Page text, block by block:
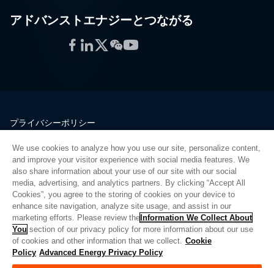
アドバンストエナジーとつながる
Facebook
LinkedIn
Twitter
WeChat
YouTube
プライバシーポリシー
品質
サイトマップ
サプライヤーポータル
UK Modern Slavery Act
Privacy Preferences
Do Not Sell or Share My Personal Information
Limit the Use of My Sensitive Personal Information
We use cookies to analyze how you use our site, personalize content,
and improve your visitor experience with social media features. We
also share information about your use of our site with our social
media, advertising, and analytics partners. By clicking “Accept All
Cookies”, you agree to the storing of cookies on your device to
enhance site navigation, analyze site usage, and assist in our
marketing efforts. Please review the Information We Collect About
You section of our privacy policy for more information about our use
of cookies and other information that we collect. Cookie
Policy Advanced Energy Privacy Policy